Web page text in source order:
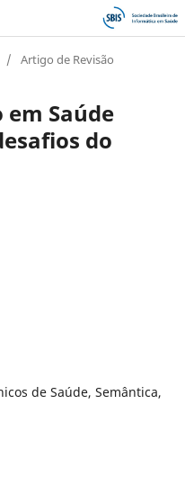
/ Artigo de Revisão
Saúde
do
de Saúde, Semântica,